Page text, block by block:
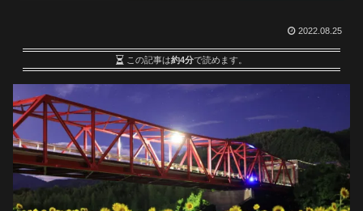
2022.08.25
この記事は約4分で読めます。